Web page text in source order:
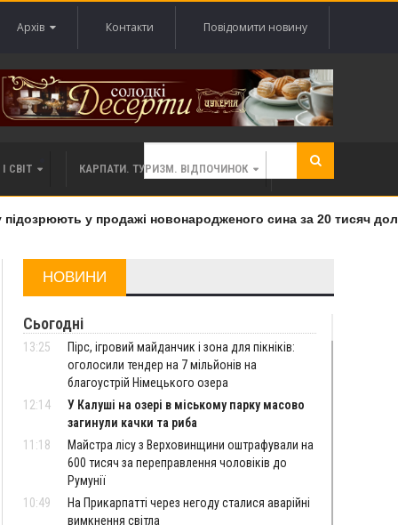
Архів Контакти Повідомити новину
СВІТ КАРПАТИ. ТУРИЗМ. ВІДПОЧИНОК
у продажі новонародженого сина за 20 тисяч
НОВИНИ
Сьогодні
13:25
Пірс, ігровий майданчик і зона для пікніків:
оголосили тендер на 7 мільйонів на
благоустрій Німецького озера
12:14
У Калуші на озері в міському парку масово
загинули качки та риба
11:18
Майстра лісу з Верховинщини оштрафували на
600 тисяч за переправлення чоловіків до
Румунії
10:49
На Прикарпатті через негоду сталися аварійні
вимкнення світла